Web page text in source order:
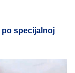
po specijalnoj